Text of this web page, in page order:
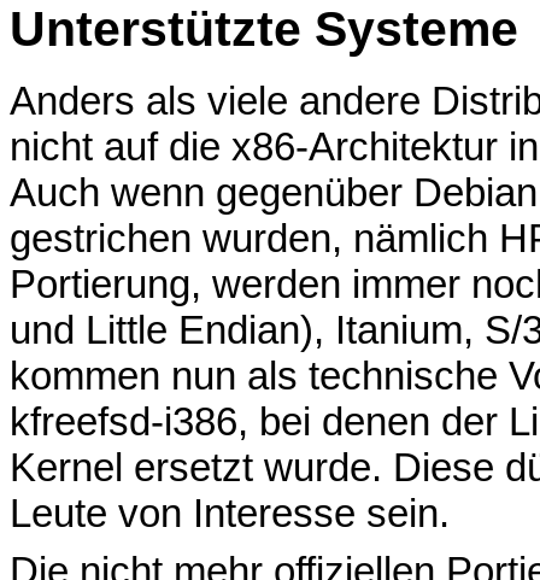
Unterstützte Systeme
Anders als viele andere
nicht auf die x86-Architektur
Auch wenn gegenüber
gestrichen wurden, nämlich
Portierung, werden immer
und Little Endian), Itanium,
kommen nun als technische
kfreefsd-i386, bei denen der
Kernel ersetzt wurde. Diese
Leute von Interesse sein.
Die nicht mehr offiziellen